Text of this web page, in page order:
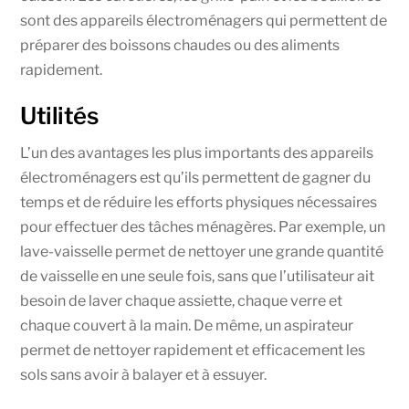
sont des appareils électroménagers qui permettent de
préparer des boissons chaudes ou des aliments
rapidement.
Utilités
L’un des avantages les plus importants des appareils
électroménagers est qu’ils permettent de gagner du
temps et de réduire les efforts physiques nécessaires
pour effectuer des tâches ménagères. Par exemple, un
lave-vaisselle permet de nettoyer une grande quantité
de vaisselle en une seule fois, sans que l’utilisateur ait
besoin de laver chaque assiette, chaque verre et
chaque couvert à la main. De même, un aspirateur
permet de nettoyer rapidement et efficacement les
sols sans avoir à balayer et à essuyer.